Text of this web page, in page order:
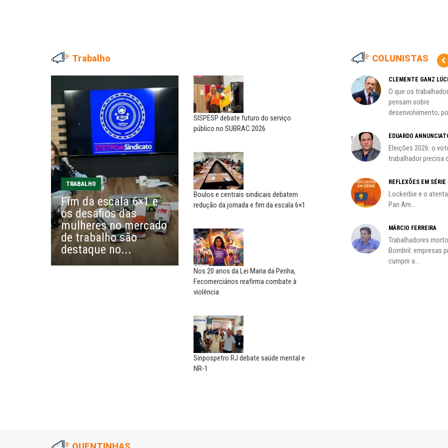
Trabalho
TRABALHO
Fim da escala 6×1 e
os desafios das
mulheres no mercado
de trabalho são
destaque no...
SISPESP debate futuro do serviço
público no SUBRAC 2026
Boulos e centrais sindicais debatem
redução da jornada e fim da escala 6×1
Nos 20 anos da Lei Maria da Penha,
Fecomerciários reafirma combate à
violência
Sinpospetro RJ debate saúde mental e
NR-1
COLUNISTAS
Adriana Marcolino destaca
impacto do salário mínimo na...
NILTON NECO
Sindec: 94 anos de união e
MARIA AUXILIADORA
Agosto Lilás: todos e todas no
combate à...
EDUARDO ANNUNCIATO CHICÃO
Sem salário digno e proteção
social, não existe...
EUSÉBIO PINTO NETO
A fortaleza do sindicato
SERGIO LUIZ LEITE (SERGINHO)
responsabilidade de todos
MARCOS VERLAINE
Nem reconstruir, nem
reinventar, o sindicalismo
precisa voltar...
MIGUEL TORRES
A luta continua: agora o foco é
A geopolítica nas eleições de
CLEMENTE GANZ
O que os
pensam sobre
desenvolvimento;
EDUARDO
Eleições 2026: o
trabalhador precisa
REFLEXÕES EM SÉRIE
Lockerbie e o
Pan Am...
MÁRCIO FERREIRA
Trabalhadores
Bombril: empresas
cumprir a...